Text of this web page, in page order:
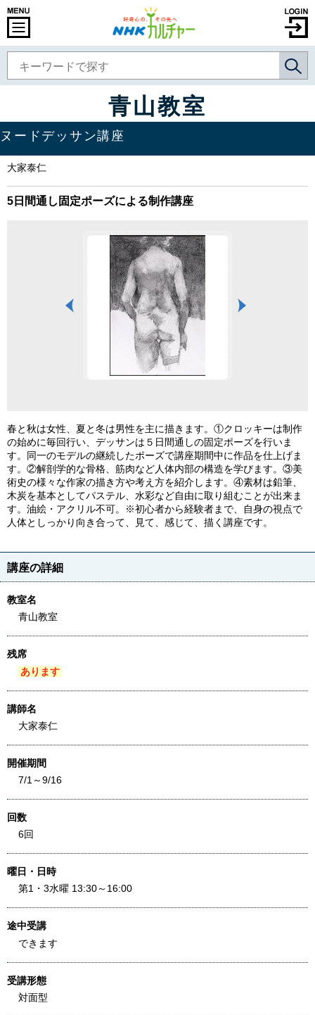
青山教室
ヌードデッサン講座
大家泰仁
5日間通し固定ポーズによる制作講座
春と秋は女性、夏と冬は男性を主に描きます。①クロッキーは制作
の始めに毎回行い、デッサンは５日間通しの固定ポーズを行いま
す。同一のモデルの継続したポーズで講座期間中に作品を仕上げま
す。②解剖学的な骨格、筋肉など人体内部の構造を学びます。③美
術史の様々な作家の描き方や考え方を紹介します。④素材は鉛筆、
木炭を基本としてパステル、水彩など自由に取り組むことが出来ま
す。油絵・アクリル不可。※初心者から経験者まで、自身の視点で
人体としっかり向き合って、見て、感じて、描く講座です。
講座の詳細
教室名
青山教室
残席
あります
講師名
大家泰仁
開催期間
7/1～9/16
回数
6回
曜日・日時
第1・3水曜 13:30～16:00
途中受講
できます
受講形態
対面型